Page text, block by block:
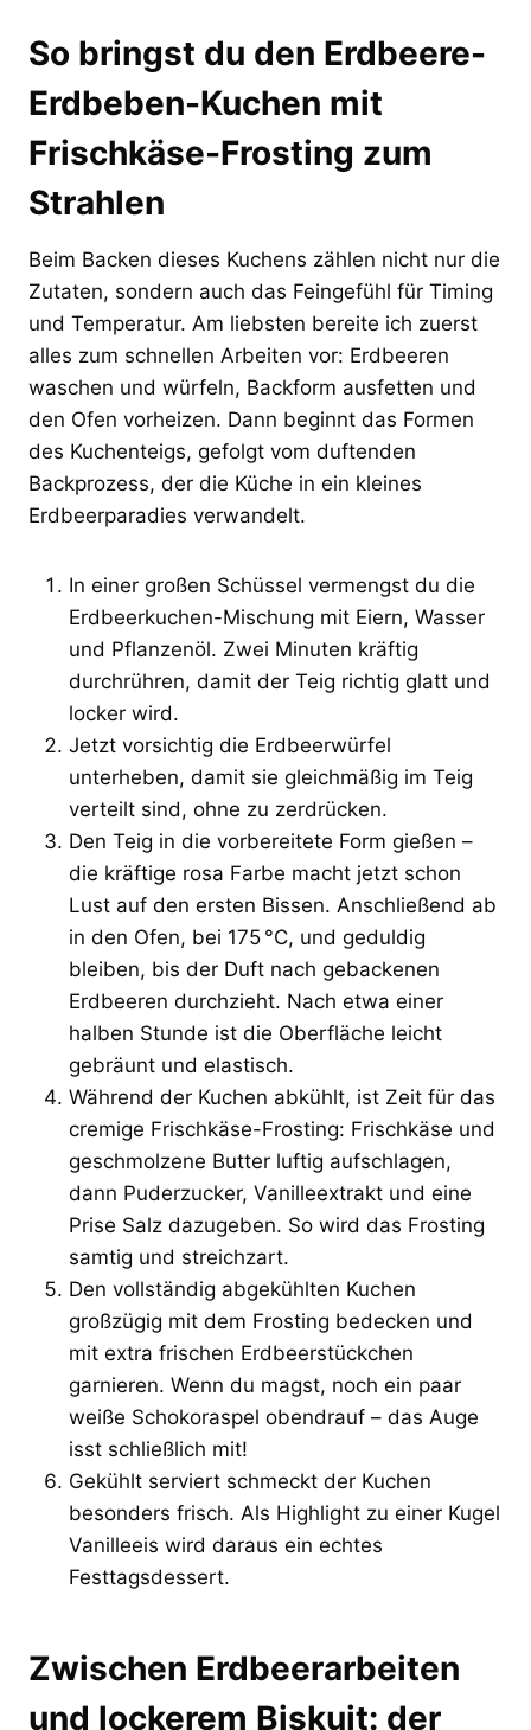
So bringst du den Erdbeere-
Erdbeben-Kuchen mit
Frischkäse-Frosting zum
Strahlen
Beim Backen dieses Kuchens zählen nicht nur die
Zutaten, sondern auch das Feingefühl für Timing
und Temperatur. Am liebsten bereite ich zuerst
alles zum schnellen Arbeiten vor: Erdbeeren
waschen und würfeln, Backform ausfetten und
den Ofen vorheizen. Dann beginnt das Formen
des Kuchenteigs, gefolgt vom duftenden
Backprozess, der die Küche in ein kleines
Erdbeerparadies verwandelt.
In einer großen Schüssel vermengst du die
Erdbeerkuchen-Mischung mit Eiern, Wasser
und Pflanzenöl. Zwei Minuten kräftig
durchrühren, damit der Teig richtig glatt und
locker wird.
Jetzt vorsichtig die Erdbeerwürfel
unterheben, damit sie gleichmäßig im Teig
verteilt sind, ohne zu zerdrücken.
Den Teig in die vorbereitete Form gießen –
die kräftige rosa Farbe macht jetzt schon
Lust auf den ersten Bissen. Anschließend ab
in den Ofen, bei 175 °C, und geduldig
bleiben, bis der Duft nach gebackenen
Erdbeeren durchzieht. Nach etwa einer
halben Stunde ist die Oberfläche leicht
gebräunt und elastisch.
Während der Kuchen abkühlt, ist Zeit für das
cremige Frischkäse-Frosting: Frischkäse und
geschmolzene Butter luftig aufschlagen,
dann Puderzucker, Vanilleextrakt und eine
Prise Salz dazugeben. So wird das Frosting
samtig und streichzart.
Den vollständig abgekühlten Kuchen
großzügig mit dem Frosting bedecken und
mit extra frischen Erdbeerstückchen
garnieren. Wenn du magst, noch ein paar
weiße Schokoraspel obendrauf – das Auge
isst schließlich mit!
Gekühlt serviert schmeckt der Kuchen
besonders frisch. Als Highlight zu einer Kugel
Vanilleeis wird daraus ein echtes
Festtagsdessert.
Zwischen Erdbeerarbeiten
und lockerem Biskuit: der